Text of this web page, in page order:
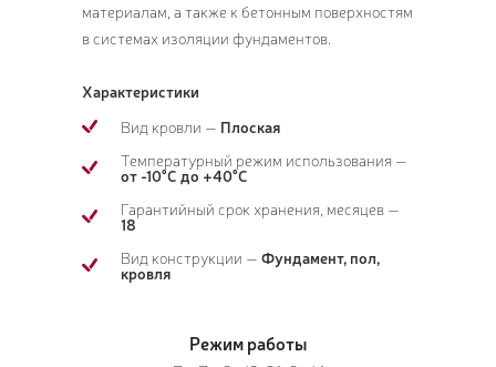
материалам, а также к бетонным поверхностям
в системах изоляции фундаментов.
Характеристики
Вид кровли — Плоская
Температурный режим использования —
от -10°С до +40°С
Гарантийный срок хранения, месяцев —
18
Вид конструкции — Фундамент, пол,
кровля
Режим работы